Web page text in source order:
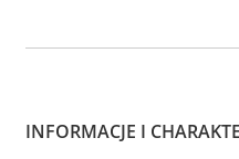
INFORMACJE I